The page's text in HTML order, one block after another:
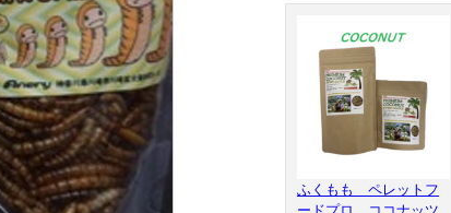
ふくもも ペレットフ